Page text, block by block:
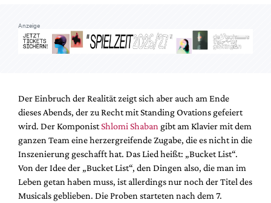
Mediadaten
Suche
Anzeige
Der Einbruch der Realität zeigt sich aber auch am Ende
dieses Abends, der zu Recht mit Standing Ovations gefeiert
wird. Der KomponistShlomi Shaban gibt am Klavier mit dem
ganzen Team eine herzergreifende Zugabe, die es nicht in die
Inszenierung geschafft hat. Das Lied heißt: „Bucket List“.
Von der Idee der „Bucket List“, den Dingen also, die man im
Leben getan haben muss, ist allerdings nur noch der Titel des
Musicals geblieben. Die Proben starteten nach dem 7.